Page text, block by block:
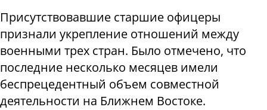
Присутствовавшие старшие офицеры
признали укрепление отношений между
военными трех стран. Было отмечено, что
последние несколько месяцев имели
беспрецедентный объем совместной
деятельности на Ближнем Востоке.